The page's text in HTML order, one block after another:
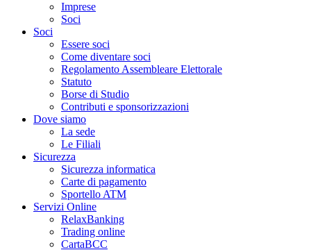
Imprese
Soci
Soci
Essere soci
Come diventare soci
Regolamento Assembleare Elettorale
Statuto
Borse di Studio
Contributi e sponsorizzazioni
Dove siamo
La sede
Le Filiali
Sicurezza
Sicurezza informatica
Carte di pagamento
Sportello ATM
Servizi Online
RelaxBanking
Trading online
CartaBCC